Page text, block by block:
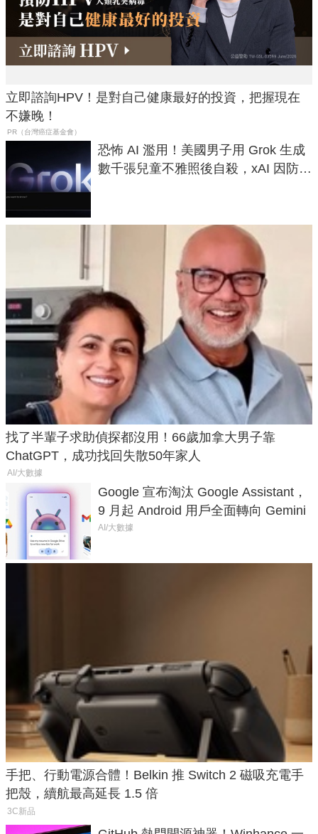
立即諮詢HPV！是對自己健康最好的投資，把握現在
不嫌晚！
PR（台灣癌症基金會）
恐怖 AI 濫用！美國男子用 Grok 生成
數千張兒童不雅照後自殺，xAI 因防護
找了半輩子求助偵探都沒用！66歲加拿大男子靠
ChatGPT，成功找回失散50年家人
AI/大數據
Google 宣布淘汰 Google Assistant，
9 月起 Android 用戶全面轉向 Gemini
AI/大數據
手把、行動電源合體！Belkin 推 Switch 2 磁吸充電手
把殼，續航最高延長 1.5 倍
3C新品